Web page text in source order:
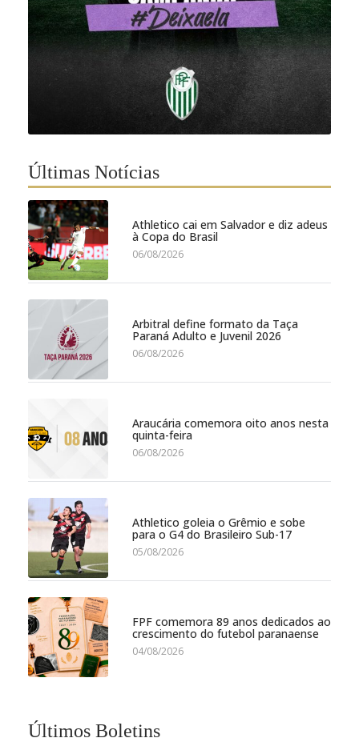
Últimas Notícias
Athletico cai em Salvador e diz adeus
à Copa do Brasil
06/08/2026
Arbitral define formato da Taça
Paraná Adulto e Juvenil 2026
06/08/2026
Araucária comemora oito anos nesta
quinta-feira
06/08/2026
Athletico goleia o Grêmio e sobe
para o G4 do Brasileiro Sub-17
05/08/2026
FPF comemora 89 anos dedicados ao
crescimento do futebol paranaense
04/08/2026
Últimos Boletins